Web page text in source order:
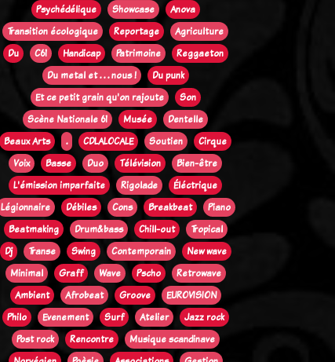
Psychédélique
Showcase
Anova
Transition écologique
Reportage
Agriculture
Du
C61 Handicap Patrimoine
Reggaeton
Du metal et . . . nous !
Du punk
Et ce petit grain qu'on rajoute
Son
Scène Nationale 61
Musée
Dentelle
Beaux Arts
. CDLALOCALE Soutien
Cirque
Voix
Basse Duo Télévision
Bien-être
L'émission imparfaite
Rigolade
Éléctrique
Légionnaire
Débiles Cons Breakbeat
Piano
Beatmaking
Drum&bass Chill-out
Tropical
Dj
Transe Swing Contemporain
New wave
Minimal
Graff Wave Pscho
Retrowave
Ambient
Afrobeat Groove
EUROVISION
Philo
Evenement Surf Atelier
Jazz rock
Post rock
Rencontre
Musique scandinave